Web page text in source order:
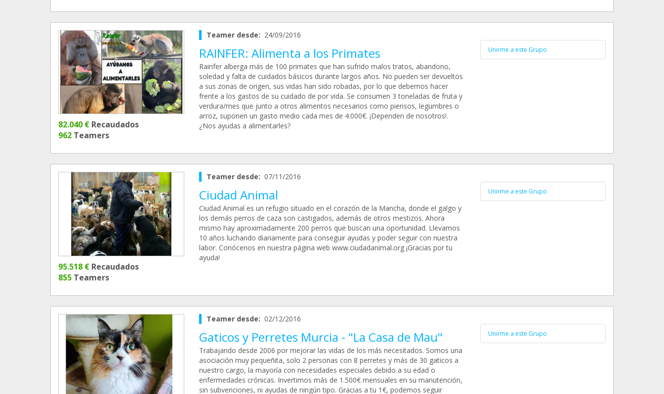
82.040 € Recaudados
962 Teamers
Teamer desde: 24/09/2016
RAINFER: Alimenta a los Primates
Rainfer alberga más de 100 primates que han sufrido malos tratos, abandono,
soledad y falta de cuidados básicos durante largos años. No pueden ser devueltos
a sus zonas de origen, sus vidas han sido robadas, por lo que debemos hacer
frente a los gastos de su cuidado de por vida. Se consumen 3 toneladas de fruta y
verdura/mes que junto a otros alimentos necesarios como piensos, legumbres o
arroz, suponen un gasto medio cada mes de 4.000€. ¡Dependen de nosotros!.
¿Nos ayudas a alimentarles?
Unirme a este Grupo
95.518 € Recaudados
855 Teamers
Teamer desde: 07/11/2016
Ciudad Animal
Ciudad Animal es un refugio situado en el corazón de la Mancha, donde el galgo y
los demás perros de caza son castigados, además de otros mestizos. Ahora
mismo hay aproximadamente 200 perros que buscan una oportunidad. Llevamos
10 años luchando diariamente para conseguir ayudas y poder seguir con nuestra
labor. Conócenos en nuestra página web www.ciudadanimal.org ¡Gracias por tu
ayuda!
Unirme a este Grupo
Teamer desde: 02/12/2016
Gaticos y Perretes Murcia - "La Casa de Mau"
Trabajando desde 2006 por mejorar las vidas de los más necesitados. Somos una
asociación muy pequeñita, solo 2 personas con 8 perretes y más de 30 gaticos a
nuestro cargo, la mayoría con necesidades especiales debido a su edad o
enfermedades crónicas. Invertimos más de 1.500€ mensuales en su manutención,
sin subvenciones, ni ayudas de ningún tipo. Gracias a tu 1€, podemos seguir
Unirme a este Grupo